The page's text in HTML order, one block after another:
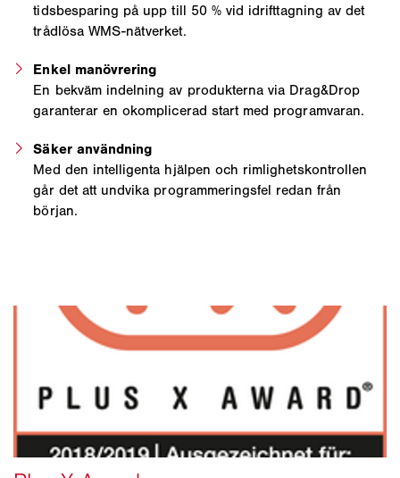
tidsbesparing på upp till 50 % vid idrifttagning av det
trådlösa WMS-nätverket.
Enkel manövrering
En bekväm indelning av produkterna via Drag&Drop
garanterar en okomplicerad start med programvaran.
Säker användning
Med den intelligenta hjälpen och rimlighetskontrollen
går det att undvika programmeringsfel redan från
början.